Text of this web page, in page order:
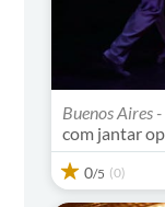
Buenos Aires -
com jantar
0/5 (0)